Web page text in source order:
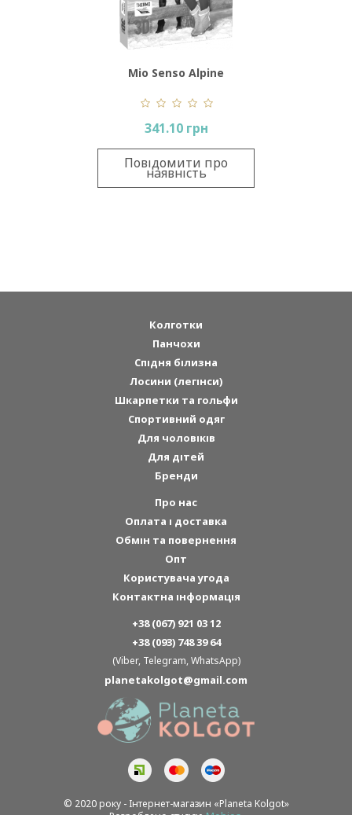
Mio Senso Alpine
Wool&Thermo Fleece
341.10 грн
Повідомити про
наявність
© 2020 року - Інтернет-магазин «Planeta Kolgot»
Колготки
Панчохи
Спідня білизна
Лосини (легінси)
Шкарпетки та гольфи
Спортивний одяг
Для чоловіків
Для дітей
Бренди
Про нас
Оплата і доставка
Обмін та повернення
Опт
Користувача угода
Контактна інформація
+38 (067) 921 03 12
+38 (093) 748 39 64
(Viber, Telegram, WhatsApp)
planetakolgot@gmail.com